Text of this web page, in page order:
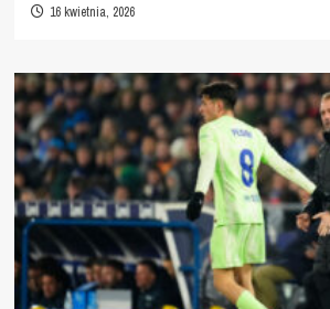
16 kwietnia, 2026